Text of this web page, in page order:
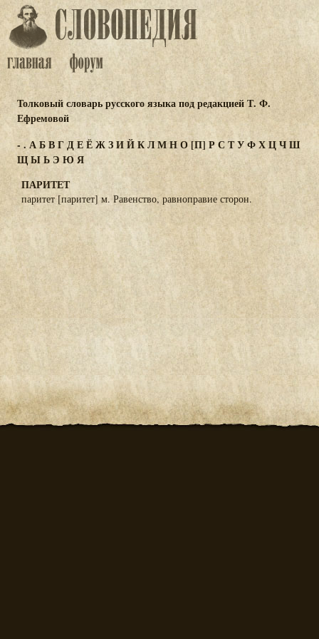
Толковый словарь русского языка под редакцией Т. Ф.
Ефремовой
- . АБВГДЕЁЖЗИЙКЛМНО[П] РС ТУФХЦЧШ
ЩЫЬЭ ЮЯ
ПАРИТЕТ
паритет [паритет] м. Равенство, равноправие сторон.